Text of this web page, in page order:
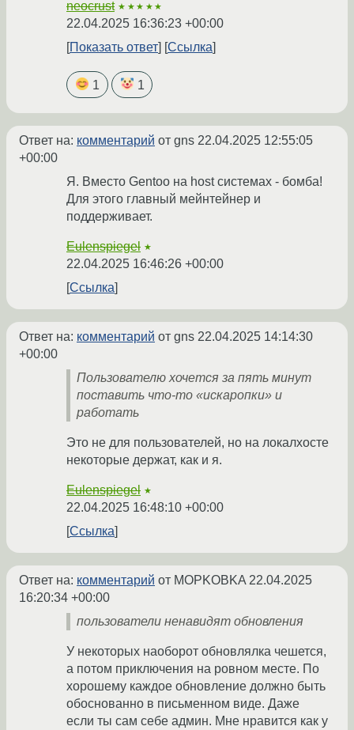
neocrust ★★★★★
22.04.2025 16:36:23 +00:00
Показать ответ
Ссылка
1 1
Ответ на: комментарий от gns 22.04.2025 12:55:05
+00:00
Я. Вместо Gentoo на host системах - бомба!
Для этого главный мейнтейнер и
поддерживает.
Eulenspiegel ★
22.04.2025 16:46:26 +00:00
Ссылка
Ответ на: комментарий от gns 22.04.2025 14:14:30
+00:00
Пользователю хочется за пять минут
поставить что-то «искаропки» и
работать
Это не для пользователей, но на локалхосте
некоторые держат, как и я.
Eulenspiegel ★
22.04.2025 16:48:10 +00:00
Ссылка
Ответ на: комментарий от MOPKOBKA 22.04.2025
16:20:34 +00:00
пользователи ненавидят обновления
У некоторых наоборот обновлялка чешется,
а потом приключения на ровном месте. По
хорошему каждое обновление должно быть
обоснованно в письменном виде. Даже
если ты сам себе админ. Мне нравится как у